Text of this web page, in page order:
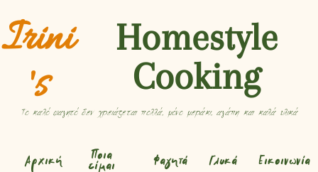
Irini
's
Homestyle
Cooking
Το καλό φαγητό δεν χρειάζεται πολλά, μόνο μεράκι, αγάπη και καλά υλικά
Αρχική
Ποια
είμαι
Φαγητά Γλυκά Εικοινωνία